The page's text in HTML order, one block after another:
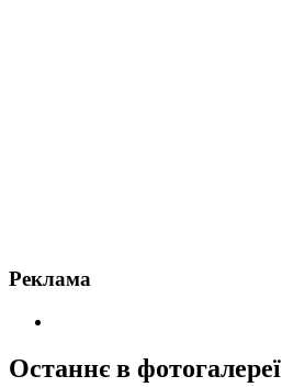
Реклама
Останнє в фотогалереї